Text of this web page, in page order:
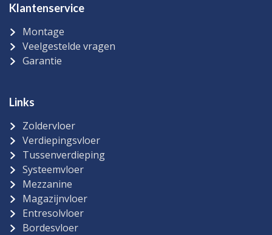
Klantenservice
Montage
Veelgestelde vragen
Garantie
Links
Zoldervloer
Verdiepingsvloer
Tussenverdieping
Systeemvloer
Mezzanine
Magazijnvloer
Entresolvloer
Bordesvloer